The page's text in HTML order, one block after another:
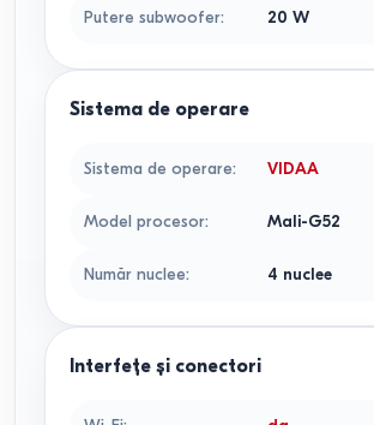
Putere subwoofer: 20 W
Sistema de operare
Sistema de operare: VIDAA
Model procesor: Mali-G52
Număr nuclee: 4 nuclee
Interfețe și conectori